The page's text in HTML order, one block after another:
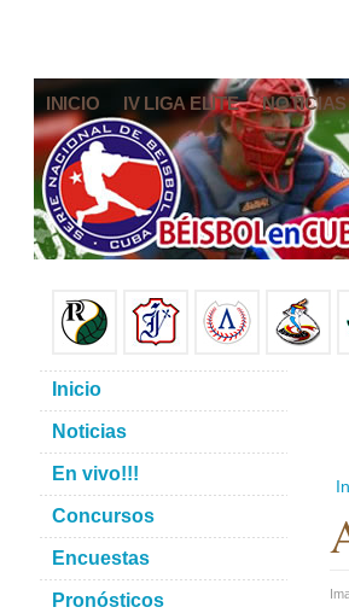
INICIO IV LIGA ELITE NOTICIAS
Inicio
Noticias
En vivo!!!
Concursos
Encuestas
Pronósticos